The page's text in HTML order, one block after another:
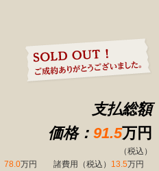
支払総額
価格： 91.5万円
（税込）
78.0万円 諸費用（税込） 13.5万円